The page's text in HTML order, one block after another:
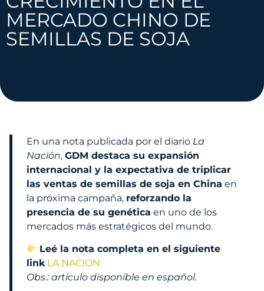
MERCADO CHINO DE
SEMILLAS DE SOJA
En una nota publicada por el diario La
Nación, GDM destaca su expansión
internacional y la expectativa de triplicar
las ventas de semillas de soja en China en
la próxima campaña, reforzando la
presencia de su genética en uno de los
mercados más estratégicos del mundo.
Leé la nota completa en el siguiente
link LA NACION
Obs.: artículo disponible en español.